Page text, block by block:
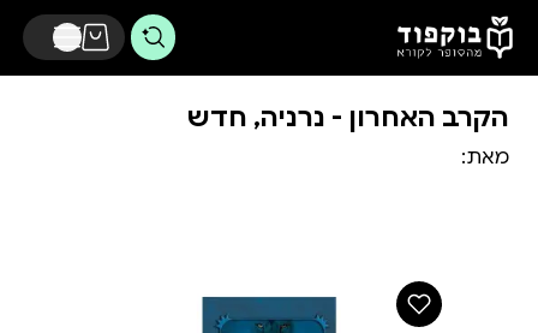
דלג לתוכן הראשי
הקרב האחרון - נרניה, חדש
מאת: